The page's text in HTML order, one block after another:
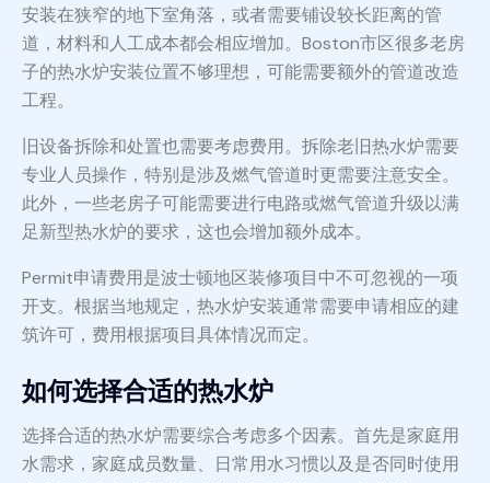
安装在狭窄的地下室角落，或者需要铺设较长距离的管
道，材料和人工成本都会相应增加。Boston市区很多老房
子的热水炉安装位置不够理想，可能需要额外的管道改造
工程。
旧设备拆除和处置也需要考虑费用。拆除老旧热水炉需要
专业人员操作，特别是涉及燃气管道时更需要注意安全。
此外，一些老房子可能需要进行电路或燃气管道升级以满
足新型热水炉的要求，这也会增加额外成本。
Permit申请费用是波士顿地区装修项目中不可忽视的一项
开支。根据当地规定，热水炉安装通常需要申请相应的建
筑许可，费用根据项目具体情况而定。
如何选择合适的热水炉
选择合适的热水炉需要综合考虑多个因素。首先是家庭用
水需求，家庭成员数量、日常用水习惯以及是否同时使用